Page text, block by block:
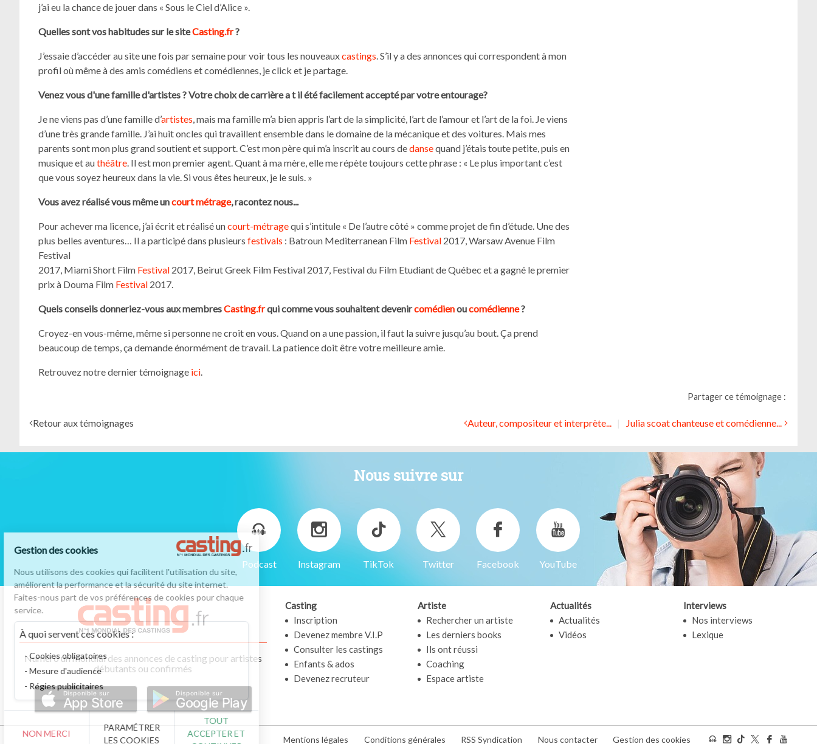
j’ai eu la chance de jouer dans « Sous le Ciel d’Alice ».
Quelles sont vos habitudes sur le siteCasting.fr?
J’essaie d’accéder au site une fois par semaine pour voir tous les nouveauxcastings. S’il y a des annonces qui correspondent à mon
profil où même à des amis comédiens et comédiennes, je click et je partage.
Venez vous d'une famille d'artistes ? Votre choix de carrière a t il été facilementaccepté par votre entourage?
Je ne viens pas d’une famille d’artistes, mais ma famille m’a bien appris l’art de la simplicité, l’art de l’amour et l’art de la foi. Je viens
d’une très grande famille. J’ai huit oncles qui travaillent ensemble dans le domaine de la mécanique et des voitures. Mais mes
parents sont mon plus grand soutient et support. C’est mon père qui m’a inscrit au cours dedansequand j’étais toute petite, puis en
musique et authéâtre. Il est mon premier agent. Quant à ma mère, elle me répète toujours cette phrase : « Le plus important c’est
que vous soyez heureux dans la vie. Si vous êtes heureux, je le suis. »
Vous avez réalisé vous même uncourt métrage, racontez nous...
Pour achever ma licence, j’ai écrit et réalisé uncourt-métragequi s’intitule « De l’autre côté » comme projet de fin d’étude. Une des
plus belles aventures… Il a participé dans plusieurs festivals : Batroun Mediterranean Film Festival 2017, Warsaw Avenue Film
Festival
2017, Miami Short Film Festival 2017, Beirut Greek Film Festival 2017, Festival du Film Etudiant de Québec et a gagné le premier
prix à Douma Film Festival 2017.
Quels conseils donneriez-vous aux membresCasting.frqui comme vous souhaitentdevenircomédienoucomédienne?
Croyez-en vous-même, même si personne ne croit en vous. Quand on a une passion, il faut la suivre jusqu’au bout. Ça prend
beaucoup de temps, ça demande énormément de travail. La patience doit être votre meilleure amie.
Retrouvez notre dernier témoignage ici.
Partager ce témoignage :
Retour aux témoignages Auteur, compositeur et interprète... Julia scoat chanteuse et comédienne...
Nous suivre sur
Podcast Instagram TikTok Twitter Facebook YouTube
Numéro un mondial des annonces de casting pour artistes
débutants ou confirmés
Disponible sur
App Store
Disponible sur
Google Play
Casting
Inscription
Devenez membre V.I.P
Consulter les castings
Enfants & ados
Devenez recruteur
Artiste
Rechercher un artiste
Les derniers books
Ils ont réussi
Coaching
Espace artiste
Actualités
Actualités
Vidéos
Interviews
Nos interviews
Lexique
Mentions légales Conditions générales RSS Syndication Nous contacter Gestion des cookies
Gestion des cookies
Nous utilisons des cookies qui facilitent l'utilisation du site,
améliorent la performance et la sécurité du site internet.
Faites-nous part de vos préférences de cookies pour chaque
service.
À quoi servent ces cookies :
Cookies obligatoires
Mesure d'audience
Régies publicitaires
NON MERCI
PARAMÉTRER
LES COOKIES
TOUT
ACCEPTER ET